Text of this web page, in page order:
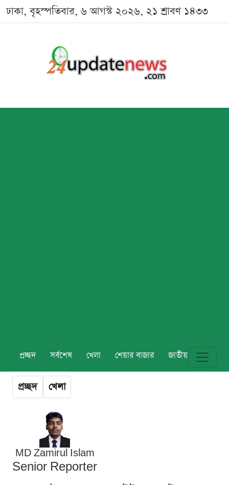
ঢাকা, বৃহস্পতিবার, ৬ আগস্ট ২০২৬, ২১ শ্রাবণ ১৪৩৩
প্রচ্ছদ সর্বশেষ খেলা শেয়ার বাজার জাতীয় বিশ্ব
প্রচ্ছদ খেলা
MD Zamirul Islam
Senior Reporter